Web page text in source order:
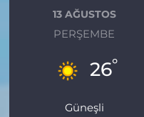
13 AĞUSTOS
PERŞEMBE
26°
Güneşli